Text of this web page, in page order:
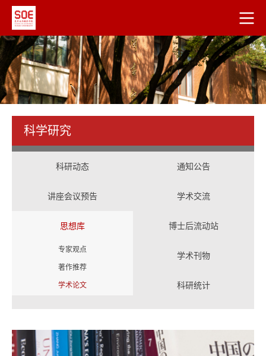
科学研究
科研动态 通知公告
讲座会议预告 学术交流
思想库
专家观点
著作推荐
学术论文
博士后流动站
学术刊物
科研统计